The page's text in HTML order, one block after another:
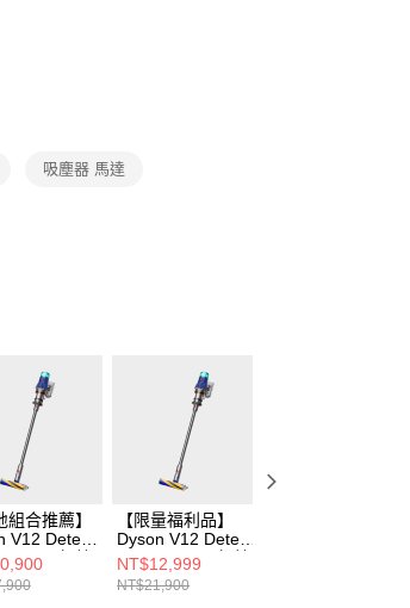
吸塵器 馬達
組合推薦】
V12 Detect
Fluffy 無線
送專用收納
頭
【限量福利品】
Dyson V12 Detect
Slim™ Fluffy 無線
吸塵器
NT$12,999
NT$21,900